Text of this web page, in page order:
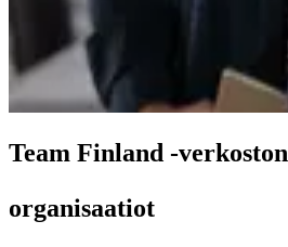
Team Finland -verkoston
organisaatiot